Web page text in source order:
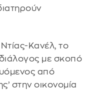
Κανέλ, το
με σκοπό
από
στην οικονομία